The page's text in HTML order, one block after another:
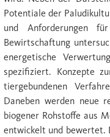
Potentiale der
und Anforderungen
Bewirtschaftung
energetische
spezifiziert. Konzepte
tiergebundenen
Daneben werden neue
biogener Rohstoffe aus
entwickelt und bewertet.